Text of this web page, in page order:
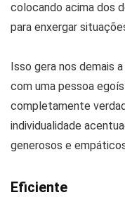
colocando acima dos
para enxergar
Isso gera nos demais
com uma pessoa
completamente
individualidade
generosos e
Eficiente